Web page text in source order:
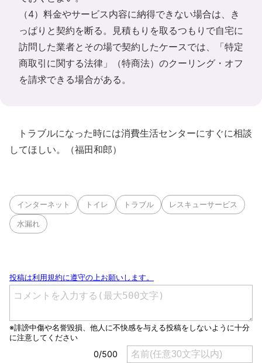
（4）料金やサービス内容に納得できない場合は、き
っぱりと契約を断る。見積もりを取るつもりで自宅に
訪問した業者とその場で契約したケースでは、「特定
商取引に関する法律」（特商法）のクーリング・オフ
を請求できる場合がある。
トラブルになった時には消費生活センターにすぐに相談
してほしい。（福田和郎）
インターネット トイレ トラブル レスキューサービス
水漏れ